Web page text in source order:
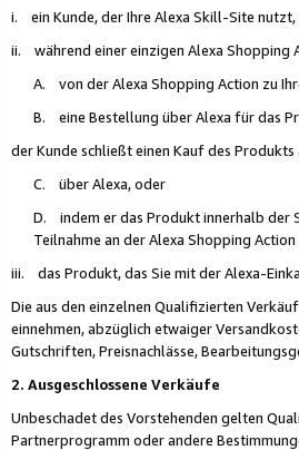
i. ein Kunde, der Ihre Alexa Skill-Site
ii. während einer einzigen Alexa Shopping
A. von der Alexa Shopping Action zu
B. eine Bestellung über Alexa für das
der Kunde schließt einen Kauf des
C. über Alexa, oder
D. indem er das Produkt innerhalb der
Teilnahme an der Alexa Shopping
iii. das Produkt, das Sie mit der Alexa-
Die aus den einzelnen Qualifizierten
einnehmen, abzüglich etwaiger
Gutschriften, Preisnachlässe,
2. Ausgeschlossene Verkäufe
Unbeschadet des Vorstehenden gelten
Partnerprogramm oder andere